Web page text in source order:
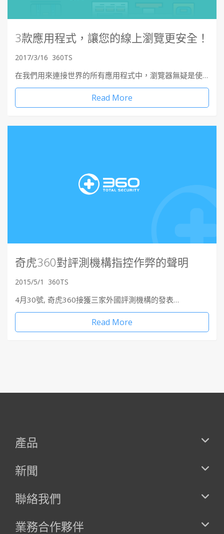
3款應用程式，讓您的線上瀏覽更安全！
2017/3/16 360TS
在我們用來連接世界的所有應用程式中，瀏覽器無疑是使…
Read More
奇虎360對評測機構指控作弊的聲明
2015/5/1 360TS
4月30號, 奇虎360接獲三家外國評測機構的發表…
Read More
產品
新聞
聯絡我們
業務合作夥伴